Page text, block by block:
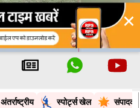
×
अंतर्राष्ट्रीय स्पोर्ट्स खेल